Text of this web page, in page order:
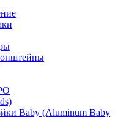
Baby (Aluminum Baby